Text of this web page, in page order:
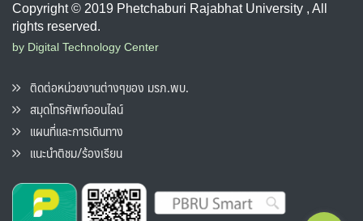
Copyright © 2019 Phetchaburi Rajabhat University , All
rights reserved.
by Digital Technology Center
ติดต่อหน่วยงานต่างๆของ มรภ.พบ.
สมุดโทรศัพท์ออนไลน์
แผนที่และการเดินทาง
แนะนำติชม/ร้องเรียน